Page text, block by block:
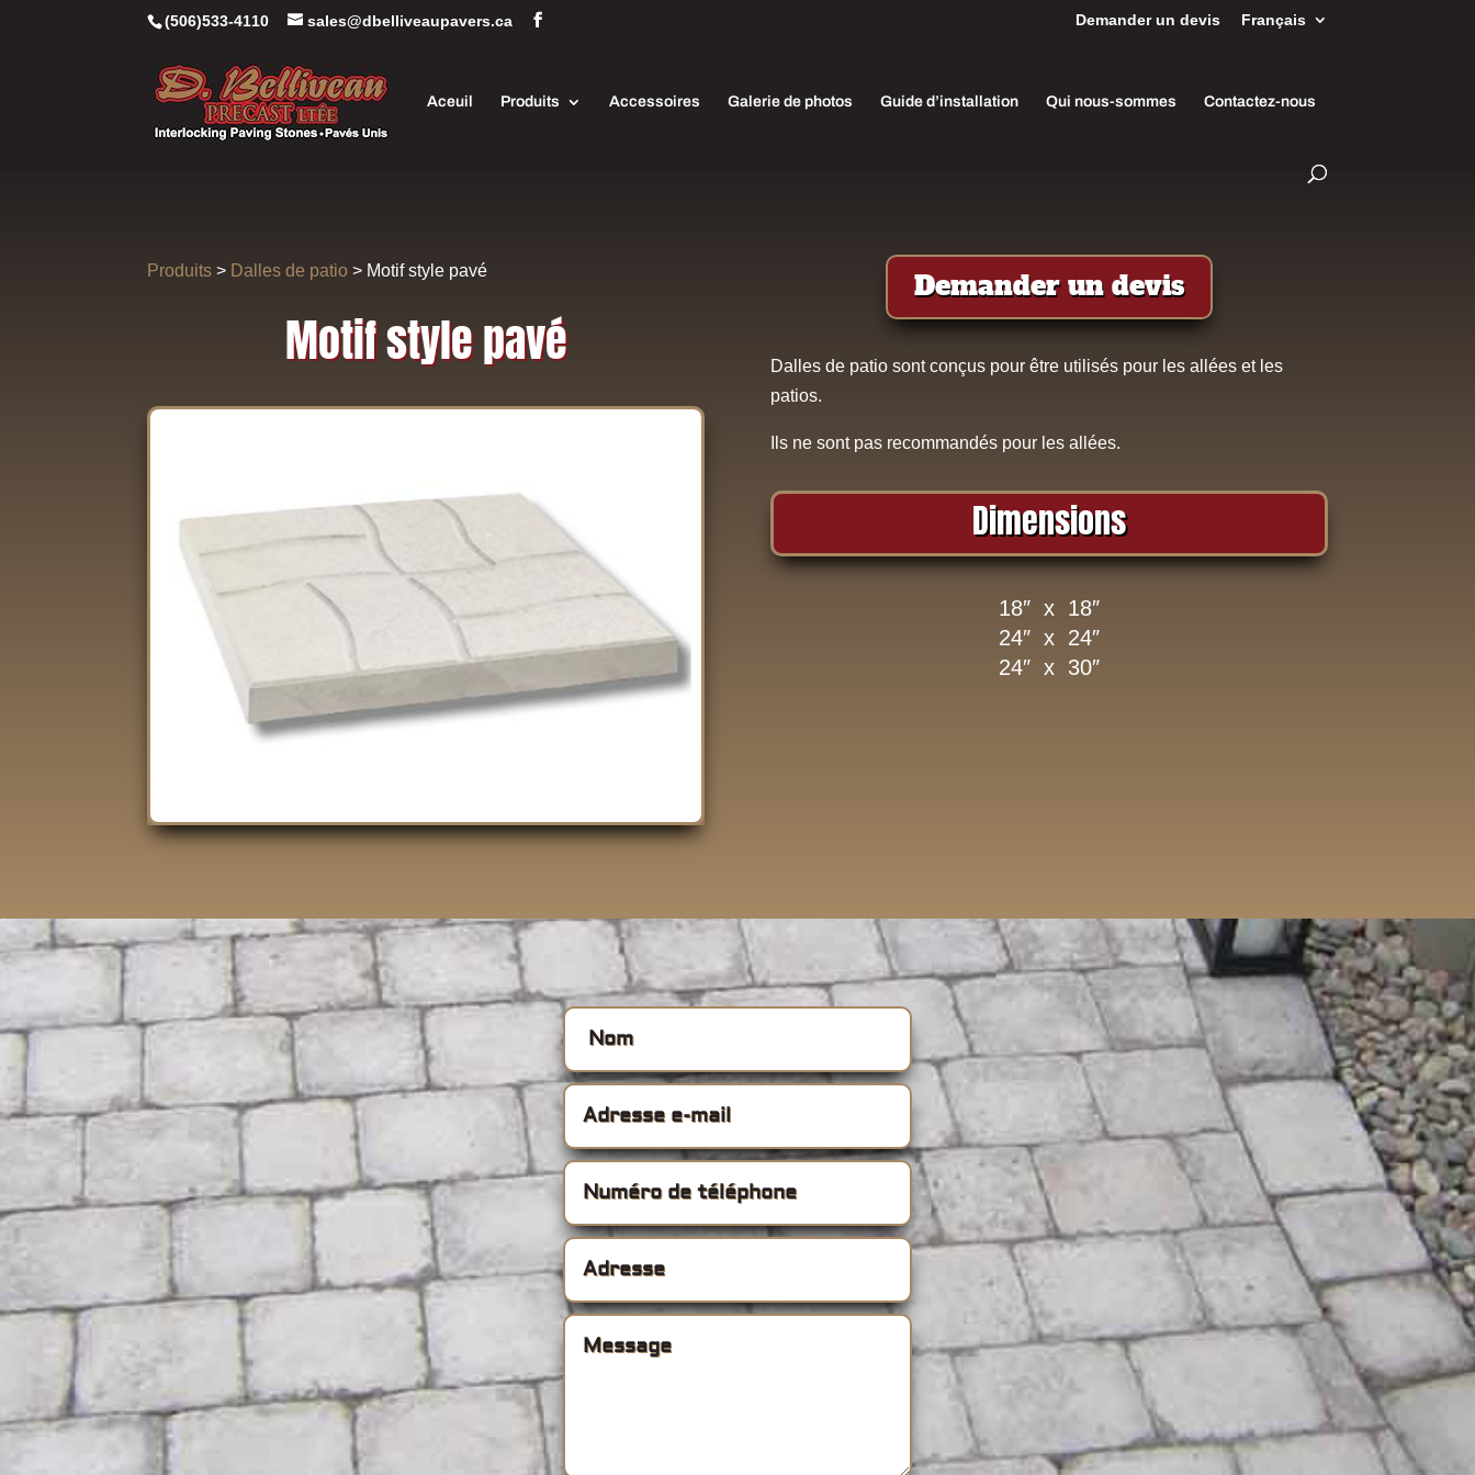
(506)533-4110 sales@dbelliveaupavers.ca Demander un devis Français
Aceuil Produits Accessoires Galerie de photos Guide d’installation Qui nous-sommes Contactez-nous
Produits > Dalles de patio> Motif style pavé
Motif style pavé
Demander un devis
Dalles de patio sont conçus pour être utilisés pour les allées et les
patios.
Ils ne sont pas recommandés pour les allées.
Dimensions
18″ x 18″
24″ x 24″
24″ x 30″